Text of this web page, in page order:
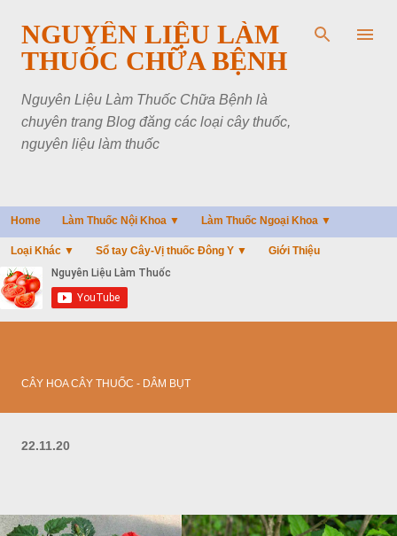
Chuyển đến nội dung chính
NGUYÊN LIỆU LÀM
THUỐC CHỮA BỆNH
Nguyên Liệu Làm Thuốc Chữa Bệnh là
chuyên trang Blog đăng các loại cây thuốc,
nguyên liệu làm thuốc
Home Làm Thuốc Nội Khoa ▼ Làm Thuốc Ngoại Khoa ▼
Loại Khác ▼ Sổ tay Cây-Vị thuốc Đông Y ▼ Giới Thiệu
CÂY HOA CÂY THUỐC - DÂM BỤT
22.11.20